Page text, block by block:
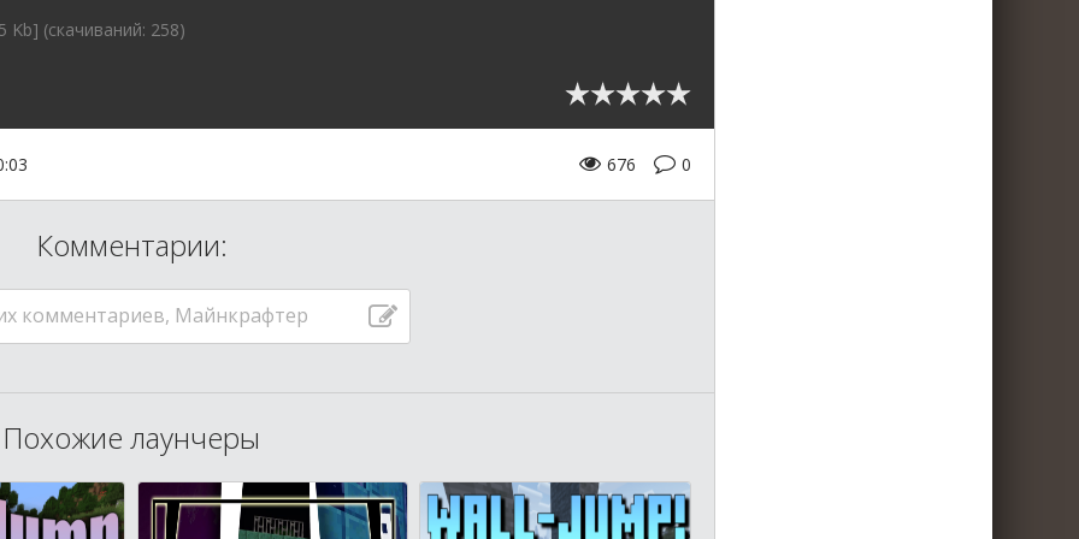
Kb] (cкачиваний: 258)
0
676
Комментарии:
комментариев, Майнкрафтер
Похожие лаунчеры